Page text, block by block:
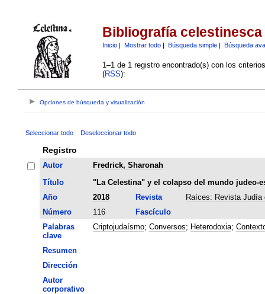
Bibliografía celestinesca
Inicio| Mostrar todo| Búsqueda simple| Búsqueda
1–1 de 1 registro encontrado(s) con los
(RSS):
Opciones de búsqueda y visualización
Seleccionar todo Deseleccionar todo
Registro
Autor
Fredrick, Sharonah
Título
"La Celestina" y el colapso del mundo judeo-
Año
2018 Revista
Raíces: Revista Judía
Número
116
Fascículo
Palabras
clave
Criptojudaísmo; Conversos; Heterodoxia;
Resumen
Dirección
Autor
corporativo